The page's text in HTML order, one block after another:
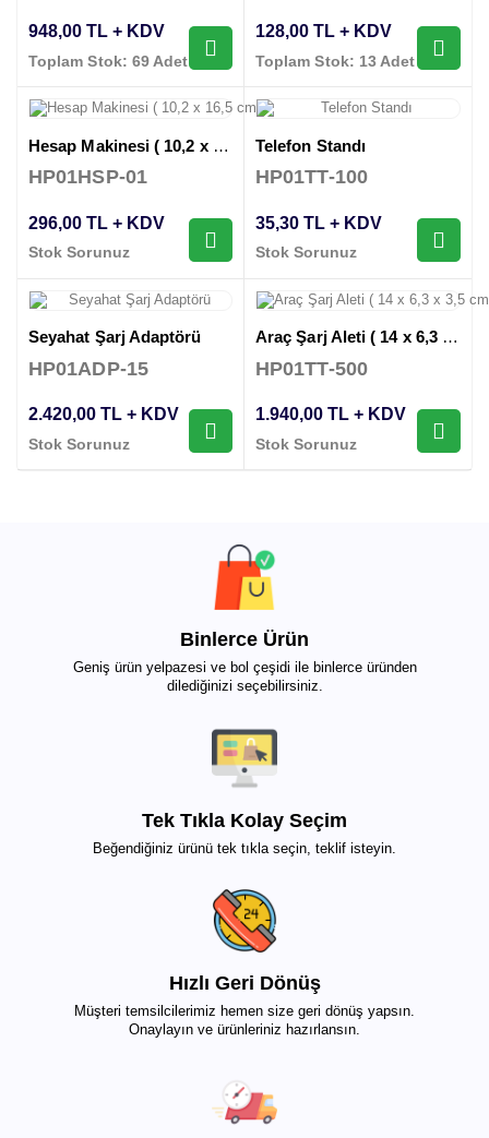
948,00 TL + KDV
Toplam Stok: 69 Adet
128,00 TL + KDV
Toplam Stok: 13 Adet
Hesap Makinesi ( 10,2 x 16,5 cm )
HP01HSP-01
296,00 TL + KDV
Stok Sorunuz
Telefon Standı
HP01TT-100
35,30 TL + KDV
Stok Sorunuz
Seyahat Şarj Adaptörü
HP01ADP-15
2.420,00 TL + KDV
Stok Sorunuz
Araç Şarj Aleti ( 14 x 6,3 x 3,5 cm )
HP01TT-500
1.940,00 TL + KDV
Stok Sorunuz
Binlerce Ürün
Geniş ürün yelpazesi ve bol çeşidi ile binlerce üründen
dilediğinizi seçebilirsiniz.
Tek Tıkla Kolay Seçim
Beğendiğiniz ürünü tek tıkla seçin, teklif isteyin.
Hızlı Geri Dönüş
Müşteri temsilcilerimiz hemen size geri dönüş yapsın.
Onaylayın ve ürünleriniz hazırlansın.